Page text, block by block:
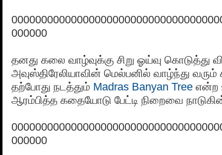
000000
தனது கலை வாழ்வுக்கு சிறு ஓய்வு கொடுத்து
அவுஸ்திரேலியாவின் மெல்பனில் வாழ்ந்து வரும்
தற்போது நடத்தும் Madras Banyan Tree
ஆரம்பித்த கதையோடு பேட்டி நிறைவை
000000